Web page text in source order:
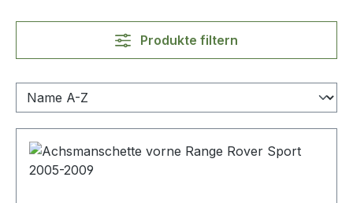
Produkte filtern